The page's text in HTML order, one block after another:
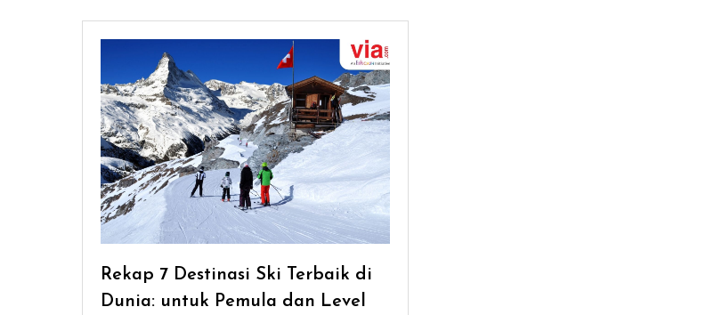
Rekap 7 Destinasi Ski Terbaik di
Dunia: untuk Pemula dan Level